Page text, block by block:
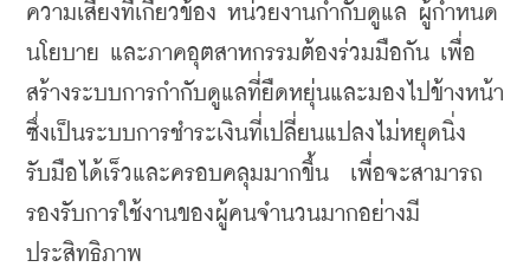
ความเสี่ยงที่เกี่ยวข้อง หน่วยงานกำกับดูแล ผู้กำหนด
นโยบาย และภาคอุตสาหกรรมต้องร่วมมือกัน เพื่อ
สร้างระบบการกำกับดูแลที่ยืดหยุ่นและมองไปข้างหน้า
ซึ่งเป็นระบบการชำระเงินที่เปลี่ยนแปลงไม่หยุดนิ่ง
รับมือได้เร็วและครอบคลุมมากขึ้น  เพื่อจะสามารถ
รองรับการใช้งานของผู้คนจำนวนมากอย่างมี
ประสิทธิภาพ